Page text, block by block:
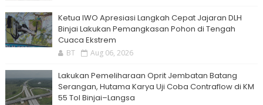
Ketua IWO Apresiasi Langkah Cepat Jajaran DLH
Binjai Lakukan Pemangkasan Pohon di Tengah
Cuaca Ekstrem
BT Aug 06, 2026
Lakukan Pemeliharaan Oprit Jembatan Batang
Serangan, Hutama Karya Uji Coba Contraflow di KM
55 Tol Binjai–Langsa